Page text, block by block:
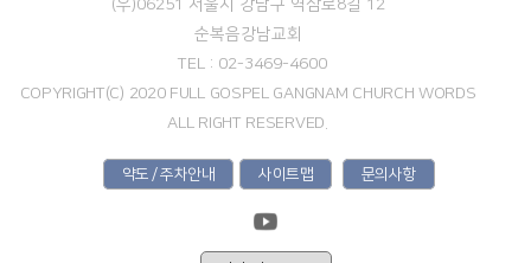
(우)06251 서울시 강남구 역삼로8길 12
순복음강남교회
TEL : 02-3469-4600
COPYRIGHT(C) 2020 FULL GOSPEL GANGNAM CHURCH WORDS
ALL RIGHT RESERVED.
약도 / 주차안내 사이트맵 문의사항